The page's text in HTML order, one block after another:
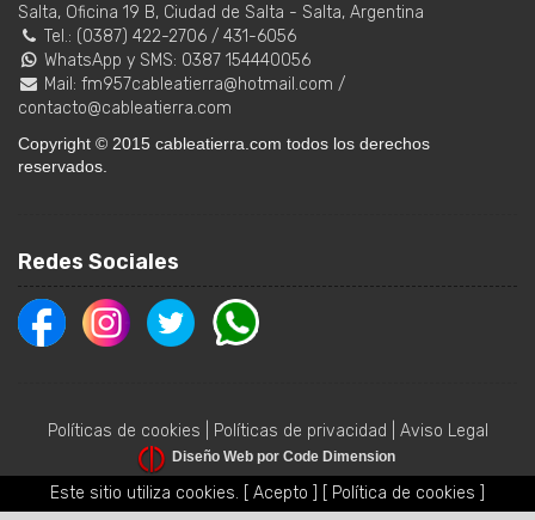
Este sitio utiliza cookies. [ Acepto ] [ Política de cookies ]
Salta, Oficina 19 B, Ciudad de Salta - Salta, Argentina
Tel.: (0387) 422-2706 / 431-6056
WhatsApp y SMS: 0387 154440056
Mail: fm957cableatierra@hotmail.com /
contacto@cableatierra.com
Copyright © 2015 cableatierra.com todos los derechos
reservados.
Redes Sociales
Políticas de cookies Políticas de privacidad Aviso Legal
Diseño Web por Code Dimension